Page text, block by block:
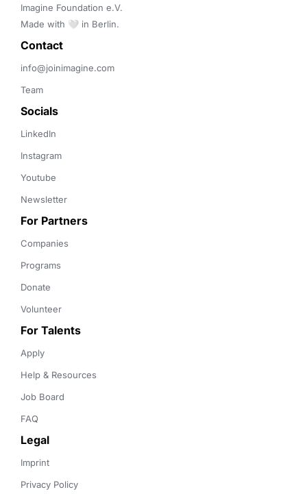
Imagine Foundation e.V.
Made with 🤍 in Berlin.
Contact
info@joinimagine.com
Team
Socials
LinkedIn
Instagram
Youtube
Newsletter
For Partners
Companies
Programs
Donate
Volunteer
For Talents
Apply
Help & Resources
Job Board
FAQ
Legal
Imprint
Privacy Policy